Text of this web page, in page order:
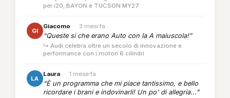
per i20, BAYON e TUCSON MY27
GI
Giacomo · 3 mesi fa
“Queste si che erano Auto con la A maiuscola!”
↳ Audi celebra oltre un secolo di innovazione e
performance con i motori 6 cilindri
LA
Laura · 1 mese fa
“È un programma che mi piace tantissimo, e bello
ricordare i brani e indovinarli! Un po' di allegria...”